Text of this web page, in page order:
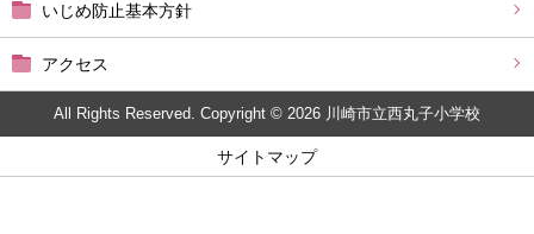
いじめ防止基本方針
アクセス
All Rights Reserved. Copyright © 2026 川崎市立西丸子小学校
サイトマップ